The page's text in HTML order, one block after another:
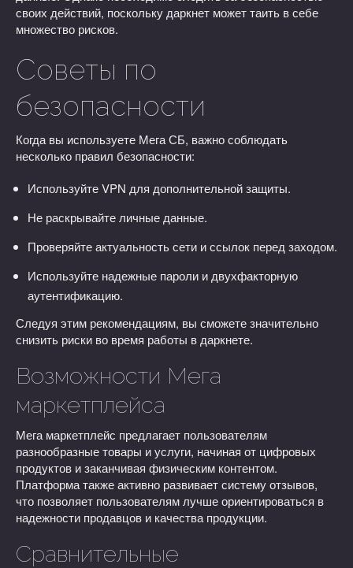
своих действий, поскольку даркнет может таить в себе
множество рисков.
Советы по
безопасности
Когда вы используете Мега СБ, важно соблюдать
несколько правил безопасности:
Используйте VPN для дополнительной защиты.
Не раскрывайте личные данные.
Проверяйте актуальность сети и ссылок перед заходом.
Используйте надежные пароли и двухфакторную
аутентификацию.
Следуя этим рекомендациям, вы сможете значительно
снизить риски во время работы в даркнете.
Возможности Мега
маркетплейса
Мега маркетплейс предлагает пользователям
разнообразные товары и услуги, начиная от цифровых
продуктов и заканчивая физическим контентом.
Платформа также активно развивает систему отзывов,
что позволяет пользователям лучше ориентироваться в
надежности продавцов и качества продукции.
Сравнительные